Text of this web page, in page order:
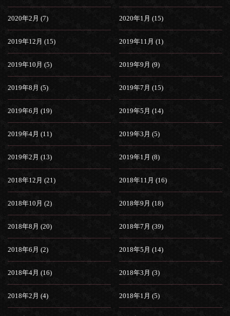
2020年2月 (7) 2020年1月 (15)
2019年12月 (15) 2019年11月 (1)
2019年10月 (5) 2019年9月 (9)
2019年8月 (5) 2019年7月 (15)
2019年6月 (19) 2019年5月 (14)
2019年4月 (11) 2019年3月 (5)
2019年2月 (13) 2019年1月 (8)
2018年12月 (21) 2018年11月 (16)
2018年10月 (2) 2018年9月 (18)
2018年8月 (20) 2018年7月 (39)
2018年6月 (2) 2018年5月 (14)
2018年4月 (16) 2018年3月 (3)
2018年2月 (4) 2018年1月 (5)